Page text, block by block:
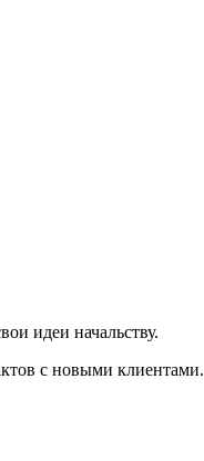
идеи начальству.
с новыми клиентами.